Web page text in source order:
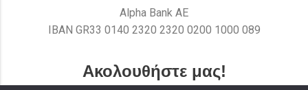
Alpha Bank AE
ΙΒΑΝ GR33 0140 2320 2320 0200 1000 089
Ακολουθήστε μας!